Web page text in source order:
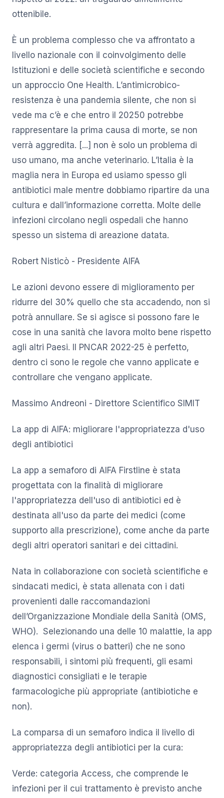
ottenibile.
È un problema complesso che va affrontato a
livello nazionale con il coinvolgimento delle
Istituzioni e delle società scientifiche e secondo
un approccio One Health. L’antimicrobico-
resistenza è una pandemia silente, che non si
vede ma c’è e che entro il 20250 potrebbe
rappresentare la prima causa di morte, se non
verrà aggredita. [...] non è solo un problema di
uso umano, ma anche veterinario. L’Italia è la
maglia nera in Europa ed usiamo spesso gli
antibiotici male mentre dobbiamo ripartire da una
cultura e dall’informazione corretta. Molte delle
infezioni circolano negli ospedali che hanno
spesso un sistema di areazione datata.
Robert Nisticò - Presidente AIFA
Le azioni devono essere di miglioramento per
ridurre del 30% quello che sta accadendo, non si
potrà annullare. Se si agisce si possono fare le
cose in una sanità che lavora molto bene rispetto
agli altri Paesi. Il PNCAR 2022-25 è perfetto,
dentro ci sono le regole che vanno applicate e
controllare che vengano applicate.
Massimo Andreoni - Direttore Scientifico SIMIT
La app di AIFA: migliorare l'appropriatezza d'uso
degli antibiotici
La app a semaforo di AIFA Firstline è stata
progettata con la finalità di migliorare
l'appropriatezza dell'uso di antibiotici ed è
destinata all'uso da parte dei medici (come
supporto alla prescrizione), come anche da parte
degli altri operatori sanitari e dei cittadini.
Nata in collaborazione con società scientifiche e
sindacati medici, è stata allenata con i dati
provenienti dalle raccomandazioni
dell’Organizzazione Mondiale della Sanità (OMS,
WHO). Selezionando una delle 10 malattie, la app
elenca i germi (virus o batteri) che ne sono
responsabili, i sintomi più frequenti, gli esami
diagnostici consigliati e le terapie
farmacologiche più appropriate (antibiotiche e
non).
La comparsa di un semaforo indica il livello di
appropriatezza degli antibiotici per la cura:
Verde: categoria Access, che comprende le
infezioni per il cui trattamento è previsto anche